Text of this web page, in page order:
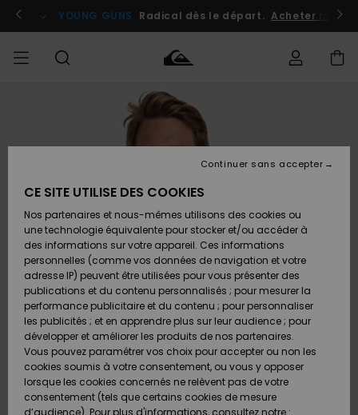
l'information
le
Se connecter / s'inscrire
YOUNG GUNS Radical dès le départ. Acheter
Vêtements
Chaussures
& Tongs
Surf
Snow
Nouveautés
Vêtements
Chaussures
& Tongs
Surf
Snow
Nouveautés
FEMME
Shop
A
Découvrir
Snow
SURF
Surf
Shop
Surf
Shop
Enfant
Highlights
Communauté
SNOW
Snow
Shop
Snow
Shop
Enfant
Snow
Shop
Femme
A
Découvrir
OUTLET
Outlet
Homme
Enfant
Outlet
Femme
AIDE &
CONTACT
Accéder à
ma
commande
Retours
Paiement
Carte
Cadeau
Quiksilver
Freedom
CE SITE UTILISE DES COOKIES
Nos partenaires et nous-mêmes utilisons des cookies ou
une technologie équivalente pour stocker et/ou accéder à
des informations sur votre appareil. Ces informations
personnelles (comme vos données de navigation et votre
adresse IP) peuvent être utilisées pour vous présenter des
publications et du contenu personnalisés ; pour mesurer la
performance publicitaire et du contenu ; pour personnaliser
les publicités ; et en apprendre plus sur leur audience ; pour
développer et améliorer les produits de nos partenaires.
Vous pouvez paramétrer vos choix pour accepter ou non les
cookies soumis à votre consentement, ou vous y opposer
lorsque les cookies concernés ne relèvent pas de votre
consentement (tels que certains cookies de mesure
d’audience). Pour plus d'informations, consultez notre :
Continuer sans accepter